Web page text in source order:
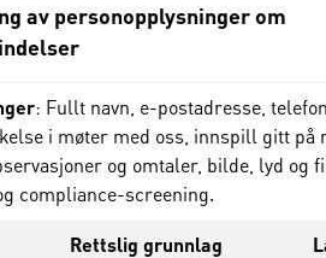
av personopplysninger om
: Fullt navn, e-postadresse,
i møter med oss, innspill gitt på
og omtaler, bilde, lyd og
compliance-screening.
Rettslig grunnlag